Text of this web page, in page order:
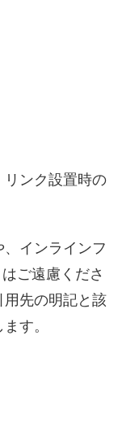
ンク設置時の
インラインフ
ご遠慮くださ
先の明記と該
す。